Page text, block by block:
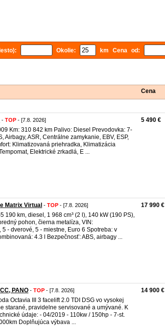
Okolie: km Cena od:
Cena
- TOP - [7.8. 2026]
Km: 310 842 km Palivo: Diesel Prevodovka: 7-
Airbagy, ASR, Centrálne zamykanie, EBV, ESP,
Klimatizovaná priehradka, Klimatizácia
Elektrické zrkadlá, E ...
5 490 €
Matrix Virtual - TOP - [7.8. 2026]
190 km, diesel, 1 968 cm³ (2 l), 140 kW (190 PS),
pohon, čierna metalíza, VIN:
- dverové, 5 - miestne, Euro 6 Spotreba: v
4.3 l Bezpečnosť: ABS, airbagy ...
17 990 €
PANO - TOP - [7.8. 2026]
Octavia III 3 facelift 2.0 TDI DSG vo vysokej
starané, pravidelne servisované a umývané. K
údaje: - 04/2019 - 110kw / 150hp - 7-st.
Doplňujúca výbava ...
14 900 €